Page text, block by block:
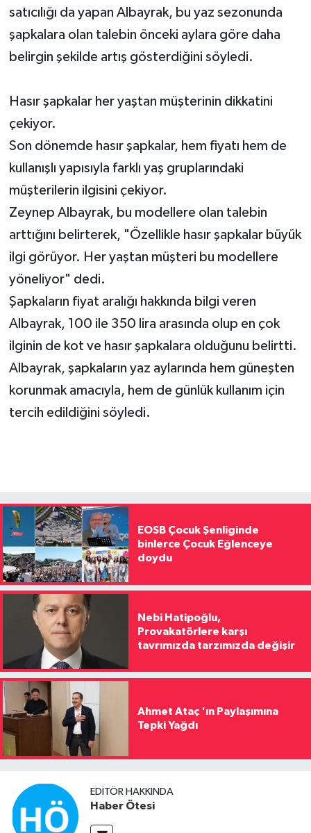
satıcılığı da yapan Albayrak, bu yaz sezonunda
şapkalara olan talebin önceki aylara göre daha
belirgin şekilde artış gösterdiğini söyledi.
Hasır şapkalar her yaştan müşterinin dikkatini
çekiyor.
Son dönemde hasır şapkalar, hem fiyatı hem de
kullanışlı yapısıyla farklı yaş gruplarındaki
müşterilerin ilgisini çekiyor.
Zeynep Albayrak, bu modellere olan talebin
arttığını belirterek, "Özellikle hasır şapkalar büyük
ilgi görüyor. Her yaştan müşteri bu modellere
yöneliyor" dedi.
Şapkaların fiyat aralığı hakkında bilgi veren
Albayrak, 100 ile 350 lira arasında olup en çok
ilginin de kot ve hasır şapkalara olduğunu belirtti.
Albayrak, şapkaların yaz aylarında hem güneşten
korunmak amacıyla, hem de günlük kullanım için
tercih edildiğini söyledi.
EOSB Çocuk Şenliginde
binlerce Çocuk Eğlenceye
doydu
Nebi Hatipoğlu,
Provakatörlere karşı
tavrımızda tarzımızda değişir
Ahmet Ataç 'ın Paylaşımına
Tepki Yağdı
EDITÖR HAKKINDA
Haber Ötesi